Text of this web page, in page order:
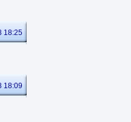
18:25
18:09